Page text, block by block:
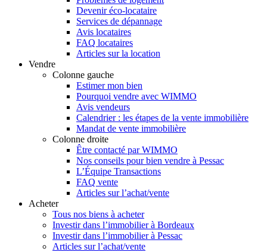
Devenir éco-locataire
Services de dépannage
Avis locataires
FAQ locataires
Articles sur la location
Vendre
Colonne gauche
Estimer mon bien
Pourquoi vendre avec WIMMO
Avis vendeurs
Calendrier : les étapes de la vente immobilière
Mandat de vente immobilière
Colonne droite
Être contacté par WIMMO
Nos conseils pour bien vendre à Pessac
L’Équipe Transactions
FAQ vente
Articles sur l’achat/vente
Acheter
Tous nos biens à acheter
Investir dans l’immobilier à Bordeaux
Investir dans l’immobilier à Pessac
Articles sur l’achat/vente